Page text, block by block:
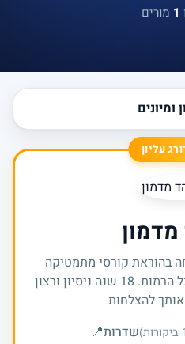
1 מורים
ומיונים
בהוראת קורסי מתמטיקה
להנדסות ומדעי המחשב בכל הרמות. 18 שנה ניסיון ורצון
אותך להצלחות
שדרות📍